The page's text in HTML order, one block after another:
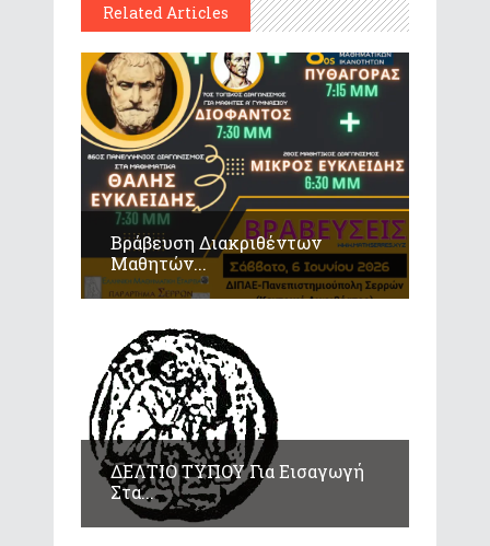
Related Articles
Βράβευση Διακριθέντων
Μαθητών...
ΔΕΛΤΙΟ ΤΥΠΟΥ Για Εισαγωγή
Στα...